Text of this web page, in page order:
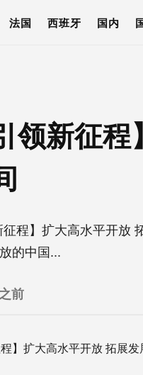
法国 西班牙 国内
领新征
征程】扩大高水平开
的中国...
前
】扩大高水平开放 拓展发